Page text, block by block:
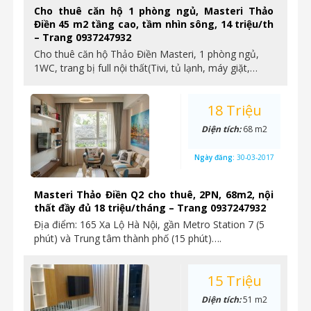
Cho thuê căn hộ 1 phòng ngủ, Masteri Thảo
Điền 45 m2 tầng cao, tầm nhìn sông, 14 triệu/th
– Trang 0937247932
Cho thuê căn hộ Thảo Điền Masteri, 1 phòng ngủ,
1WC, trang bị full nội thất(Tivi, tủ lạnh, máy giặt,…
Masteri Thảo Điền Q2 cho thuê, 2PN, 68m2, nội
thất đầy đủ 18 triệu/tháng – Trang 0937247932
Địa điểm: 165 Xa Lộ Hà Nội, gần Metro Station 7 (5
phút) và Trung tâm thành phố (15 phút)….
18 Triệu
Diện tích:68 m2
Ngày đăng: 30-03-2017
15 Triệu
Diện tích:51 m2